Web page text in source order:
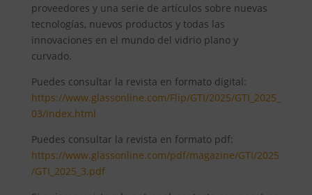
proveedores y una serie de artículos sobre nuevas
tecnologías, nuevos productos y todas las
innovaciones en el mundo del vidrio plano y
curvado.
Puedes consultar la revista en formato digital:
https://www.glassonline.com/Flip/GTI/2025/GTI_2025_
03/index.html
Puedes consultar la revista en formato pdf:
https://www.glassonline.com/pdf/magazine/GTI/2025
/GTI_2025_3.pdf